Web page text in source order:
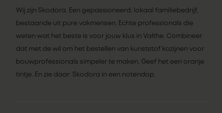
Wij zijn Skodora. Een gepassioneerd, lokaal familiebedrijf,
bestaande uit pure vakmensen. Echte professionals die
weten wat het beste is voor jouw klus in Valthe. Combineer
dat met de wil om het bestellen van kunststof kozijnen voor
bouwprofessionals simpeler te maken. Geef het een oranje
tintje. En zie daar: Skodora in een notendop.